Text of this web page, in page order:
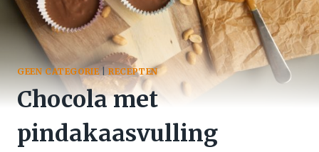
GEEN CATEGORIE|RECEPTEN
Chocola met
pindakaasvulling